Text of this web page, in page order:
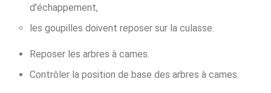
d'échappement,
les goupilles doivent reposer sur la culasse.
Reposer les arbres à cames.
Contrôler la position de base des arbres à cames.